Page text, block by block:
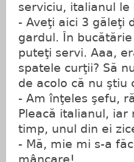
serviciu, italianul
- Aveţi aici 3 găleţi
gardul. În
puteţi servi. Aaa,
spatele curţii? Să
de acolo că nu ştiu
- Am înţeles şefu,
Pleacă italianul,
timp, unul din ei
- Mă, mie mi s-a
mâncare!